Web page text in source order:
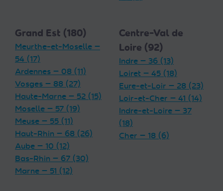
Grand Est (180)
Meurthe-et-Moselle —
54 (17)
Ardennes — 08 (11)
Vosges — 88 (27)
Haute-Marne — 52 (15)
Moselle — 57 (19)
Meuse — 55 (11)
Haut-Rhin — 68 (26)
Aube — 10 (12)
Bas-Rhin — 67 (30)
Marne — 51 (12)
Centre-Val de
Loire (92)
Indre — 36 (13)
Loiret — 45 (18)
Eure-et-Loir — 28 (23)
Loir-et-Cher — 41 (14)
Indre-et-Loire — 37
(18)
Cher — 18 (6)